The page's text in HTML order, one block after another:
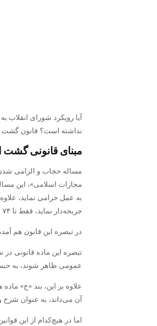
آیا رویکرد شورای
نداشته است؟ قانون گشت
مبنای قانونی
مجازات اسلامی»، این
جریحه‌دار نماید، فقط تا ۷۴ ضربه شلاق محکوم می‌گردد.»
در تبصره این قانون هم آمده بود:
تبصره این ماده قانونی در سال ۱۳۷۵ و در
عمومی ظاهر شوند، به حبس از ۱۰ روز تا دو ماه و یا از ۵۰ هزار تا ۵۰۰ هزار ریال جزای نقدی
علاوه بر این، بند «ج»
آن می‌داند، به عنوان
اما در هیچ‌کدام از این